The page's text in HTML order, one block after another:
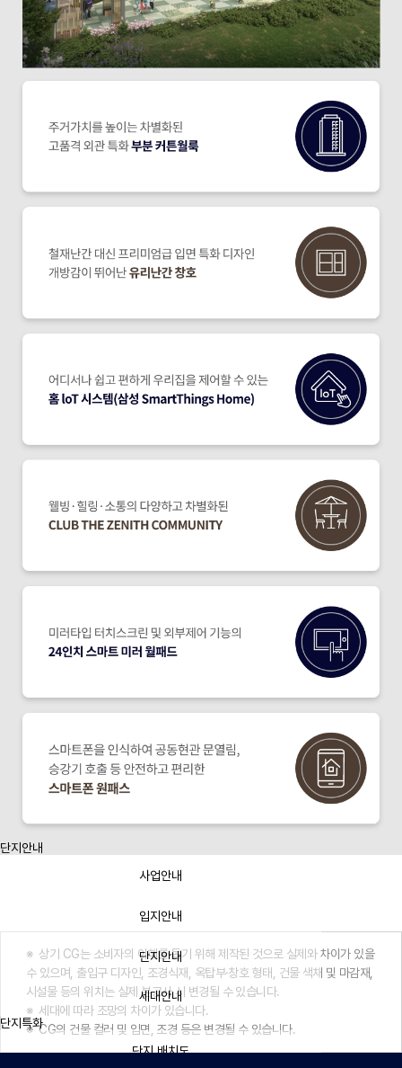
단지안내
사업안내
입지안내
단지안내
세대안내
단지특화
단지 배치도
상기 CG는 소비자의 이해를 돕기 위해 제작된 것으로 실제와 차이가 있을
수 있으며, 출입구 디자인, 조경식재, 옥탑부·창호 형태, 건물 색채 및 마감재,
시설물 등의 위치는 실제 본공사 시 변경될 수 있습니다.
세대에 따라 조망의 차이가 있습니다.
CG의 건물 컬러 및 입면, 조경 등은 변경될 수 있습니다.